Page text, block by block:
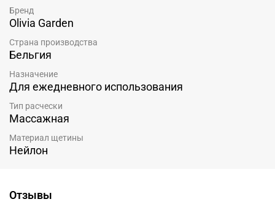
Бренд
Olivia Garden
Страна производства
Бельгия
Назначение
Для ежедневного использования
Тип расчески
Массажная
Материал щетины
Нейлон
Отзывы